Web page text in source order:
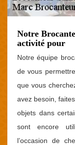
Notre
activité pour
Notre équipe
de vous
que vous
avez besoin,
objets dans
sont encore
l’occasion de